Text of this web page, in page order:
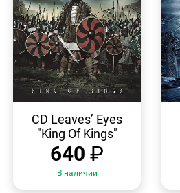
ПРОСМОТР
CD Leaves’ Eyes
"King Of Kings"
640 ₽
В наличии